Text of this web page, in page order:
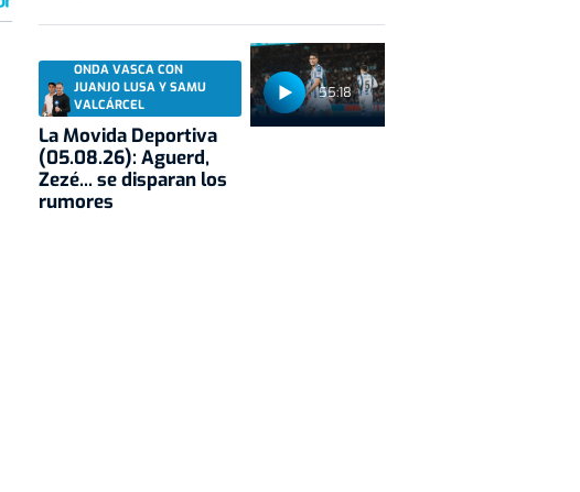
55:18
ONDA VASCA CON
JUANJO LUSA Y SAMU
VALCÁRCEL
La Movida Deportiva
(05.08.26): Aguerd,
Zezé... se disparan los
rumores